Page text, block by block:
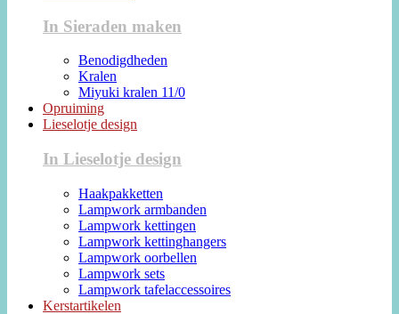
In Sieraden maken
Benodigdheden
Kralen
Miyuki kralen 11/0
Opruiming
Lieselotje design
In Lieselotje design
Haakpakketten
Lampwork armbanden
Lampwork kettingen
Lampwork kettinghangers
Lampwork oorbellen
Lampwork sets
Lampwork tafelaccessoires
Kerstartikelen